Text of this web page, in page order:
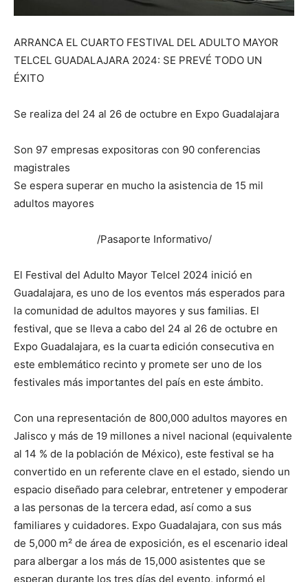
ARRANCA EL CUARTO FESTIVAL DEL ADULTO MAYOR
TELCEL GUADALAJARA 2024: SE PREVÉ TODO UN
ÉXITO
Se realiza del 24 al 26 de octubre en Expo Guadalajara
Son 97 empresas expositoras con 90 conferencias
magistrales
Se espera superar en mucho la asistencia de 15 mil
adultos mayores
/Pasaporte Informativo/
El Festival del Adulto Mayor Telcel 2024 inició en
Guadalajara, es uno de los eventos más esperados para
la comunidad de adultos mayores y sus familias. El
festival, que se lleva a cabo del 24 al 26 de octubre en
Expo Guadalajara, es la cuarta edición consecutiva en
este emblemático recinto y promete ser uno de los
festivales más importantes del país en este ámbito.
Con una representación de 800,000 adultos mayores en
Jalisco y más de 19 millones a nivel nacional (equivalente
al 14 % de la población de México), este festival se ha
convertido en un referente clave en el estado, siendo un
espacio diseñado para celebrar, entretener y empoderar
a las personas de la tercera edad, así como a sus
familiares y cuidadores. Expo Guadalajara, con sus más
de 5,000 m² de área de exposición, es el escenario ideal
para albergar a los más de 15,000 asistentes que se
esperan durante los tres días del evento, informó el